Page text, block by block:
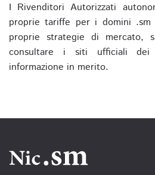
I Rivenditori Autorizzati
proprie tariffe per i domini .sm
proprie strategie di mercato,
consultare i siti ufficiali dei
informazione in merito.